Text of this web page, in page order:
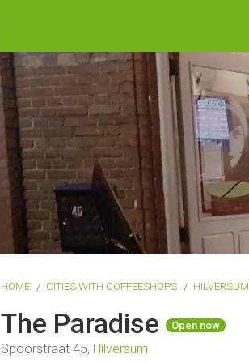
HOME CITIES WITH COFFEESHOPS HILVERSUM
The Paradise Open now
Spoorstraat 45, Hilversum